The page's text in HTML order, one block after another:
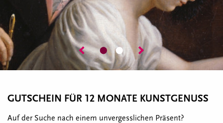
GUTSCHEIN FÜR 12 MONATE KUNSTGENUSS
Auf der Suche nach einem unvergesslichen Präsent?
⬤ ⬤